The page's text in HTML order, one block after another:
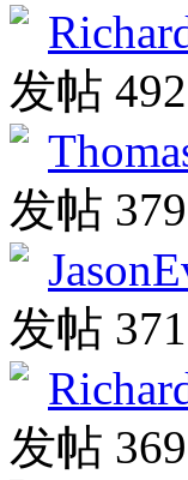
发帖
发帖
发帖
发帖